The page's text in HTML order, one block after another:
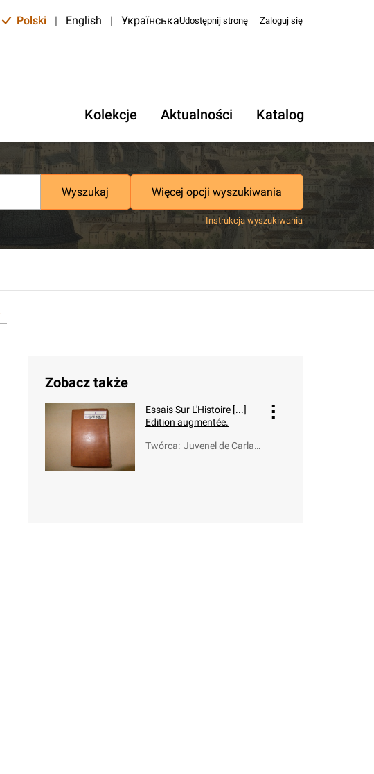
Polski | English | УкраїнськаUdostępnij stronę Zaloguj się
Kolekcje Aktualności Katalog
Wyszukaj Więcej opcji wyszukiwania
Instrukcja wyszukiwania
Zobacz także
Essais Sur L'Histoire [...]
Edition augmentée.
Twórca: Juvenel de Carlan